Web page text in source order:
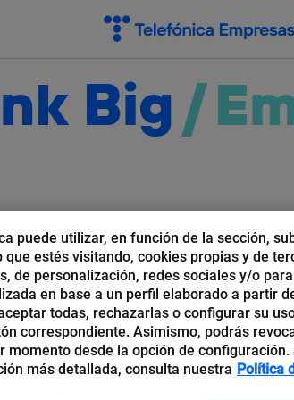
Big/
puede utilizar, en función de la sección,
que estés visitando, cookies propias y de
de personalización, redes sociales y/o
en base a un perfil elaborado a partir
todas, rechazarlas o configurar su
correspondiente. Asimismo, podrás
momento desde la opción de
más detallada, consulta nuestra Política